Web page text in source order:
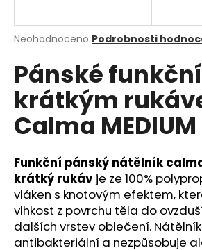
Průměrné
produktu
je
0,0
5
hvězdiček.
Neohodnoceno Podrobnosti
Pánské
krátkým
Calma
Funkční pánský nátělník calma
krátký rukáv je ze 100%
vláken s knotovým efektem,
vlhkost z povrchu těla do
dalších vrstev oblečení.
antibakteriální a nezpůsobuje
j
t
?
HLEDAT
D
o